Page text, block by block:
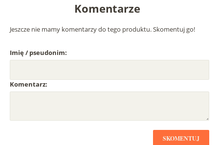
Komentarze
Jeszcze nie mamy komentarzy do tego produktu. Skomentuj go!
Imię / pseudonim:
Komentarz:
SKOMENTUJ